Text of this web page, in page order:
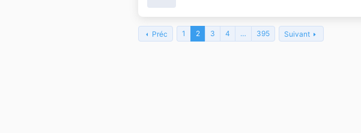
Préc 1 2 3 4 … 395 Suivant